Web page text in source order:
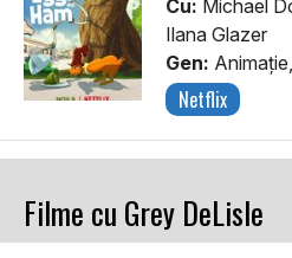
Cu: Michael
Ilana Glazer
Gen:
Netflix
Filme cu Grey DeLisle